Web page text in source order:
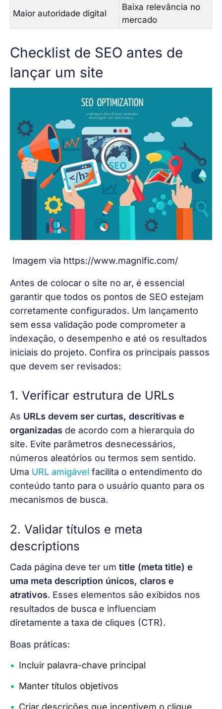
Maior autoridade digital
Baixa relevância no
mercado
Checklist de SEO antes de
lançar um site
Imagem via https://www.magnific.com/
Antes de colocar o site no ar, é essencial
garantir que todos os pontos de SEO estejam
corretamente configurados. Um lançamento
sem essa validação pode comprometer a
indexação, o desempenho e até os resultados
iniciais do projeto. Confira os principais passos
que devem ser revisados:
1. Verificar estrutura de URLs
As URLs devem ser curtas, descritivas e
organizadas de acordo com a hierarquia do
site. Evite parâmetros desnecessários,
números aleatórios ou termos sem sentido.
Uma URL amigável facilita o entendimento do
conteúdo tanto para o usuário quanto para os
mecanismos de busca.
2. Validar títulos e meta
descriptions
Cada página deve ter um title (meta title) e
uma meta description únicos, claros e
atrativos. Esses elementos são exibidos nos
resultados de busca e influenciam
diretamente a taxa de cliques (CTR).
Boas práticas:
Incluir palavra-chave principal
Manter títulos objetivos
Criar descrições que incentivem o clique